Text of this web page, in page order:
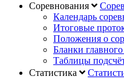
Соревнования
Календарь
Итоговые
Положения о
Бланки
Таблицы
Статистика